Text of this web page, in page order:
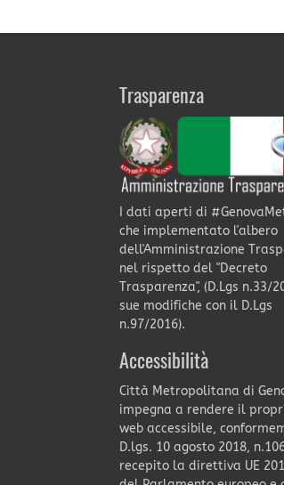
Trasparenza
I dati aperti di
che implementato l'albero
dell'Amministrazione
nel rispetto del "Decreto
Trasparenza", (D.Lgs n.33/
sue modifiche con il D.Lgs
n.97/2016).
Accessibilità
Città Metropolitana di
impegna a rendere il
web accessibile,
D.lgs. 10 agosto 2018,
recepito la direttiva UE